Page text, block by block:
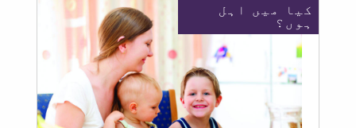
کیا میں اہل
ہوں؟